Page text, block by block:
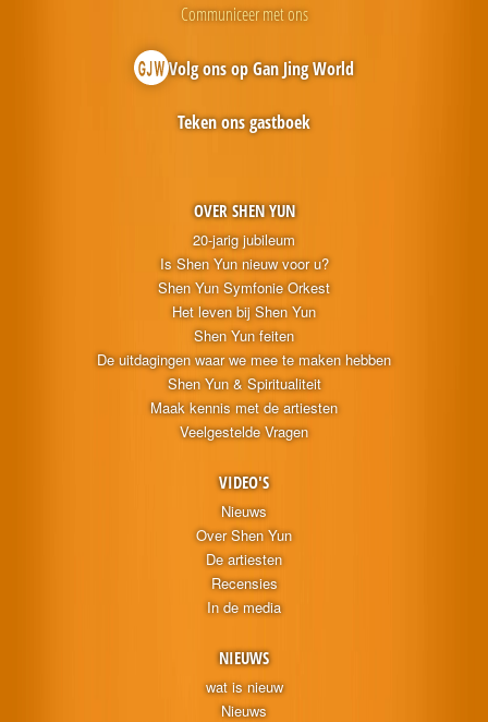
OVER SHEN YUN
20-jarig jubileum
Is Shen Yun nieuw voor u?
Shen Yun Symfonie Orkest
Het leven bij Shen Yun
Shen Yun feiten
De uitdagingen waar we mee te maken hebben
Shen Yun & Spiritualiteit
Maak kennis met de artiesten
Veelgestelde Vragen
VIDEO'S
Nieuws
Over Shen Yun
De artiesten
Recensies
In de media
NIEUWS
wat is nieuw
Nieuws
Communiceer met ons
Volg ons op Gan Jing World
Teken ons gastboek